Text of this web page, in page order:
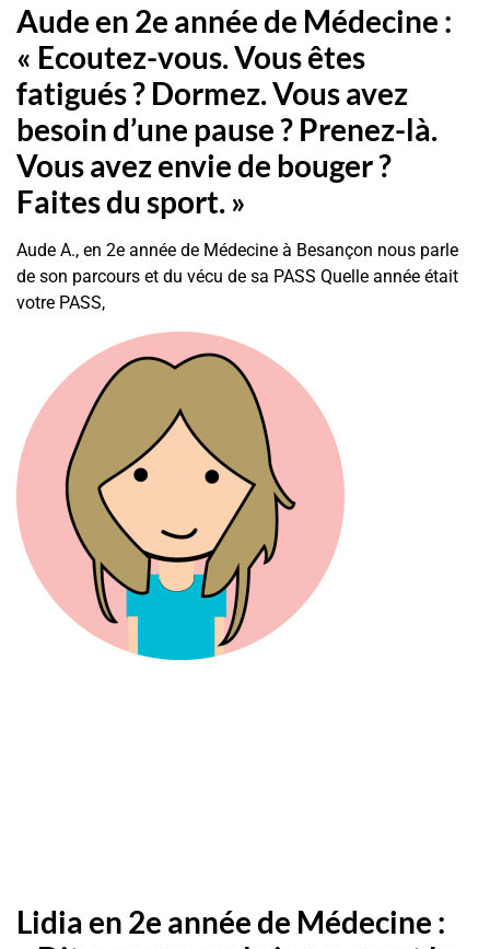
Aude en 2e année de Médecine :
« Ecoutez-vous. Vous êtes
fatigués ? Dormez. Vous avez
besoin d’une pause ? Prenez-là.
Vous avez envie de bouger ?
Faites du sport. »
Aude A., en 2e année de Médecine à Besançon nous parle
de son parcours et du vécu de sa PASS Quelle année était
votre PASS,
Lidia en 2e année de Médecine :